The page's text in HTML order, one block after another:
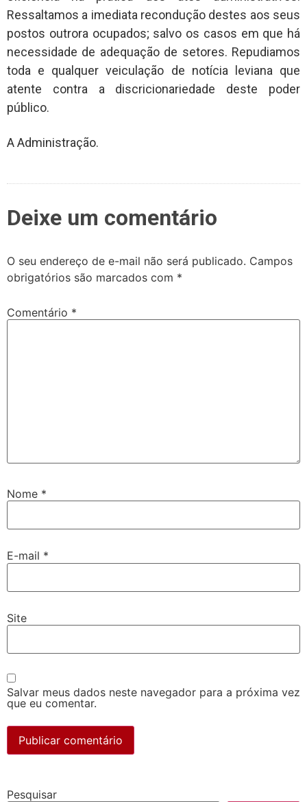
Ressaltamos a imediata recondução destes aos seus
postos outrora ocupados; salvo os casos em que há
necessidade de adequação de setores. Repudiamos
toda e qualquer veiculação de notícia leviana que
atente contra a discricionariedade deste poder
público.
A Administração.
Deixe um comentário
O seu endereço de e-mail não será publicado. Campos
obrigatórios são marcados com *
Comentário *
Nome *
E-mail *
Site
Salvar meus dados neste navegador para a próxima vez
que eu comentar.
Pesquisar